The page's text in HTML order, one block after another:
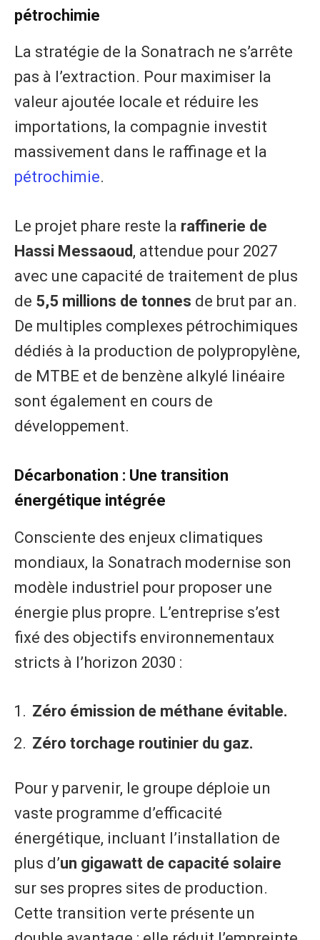
pétrochimie
La stratégie de la Sonatrach ne s’arrête
pas à l’extraction. Pour maximiser la
valeur ajoutée locale et réduire les
importations, la compagnie investit
massivement dans le raffinage et la
pétrochimie.
Le projet phare reste la raffinerie de
Hassi Messaoud, attendue pour 2027
avec une capacité de traitement de plus
de 5,5 millions de tonnes de brut par an.
De multiples complexes pétrochimiques
dédiés à la production de polypropylène,
de MTBE et de benzène alkylé linéaire
sont également en cours de
développement.
Décarbonation : Une transition
énergétique intégrée
Consciente des enjeux climatiques
mondiaux, la Sonatrach modernise son
modèle industriel pour proposer une
énergie plus propre. L’entreprise s’est
fixé des objectifs environnementaux
stricts à l’horizon 2030 :
Zéro émission de méthane évitable.
Zéro torchage routinier du gaz.
Pour y parvenir, le groupe déploie un
vaste programme d’efficacité
énergétique, incluant l’installation de
plus d’un gigawatt de capacité solaire
sur ses propres sites de production.
Cette transition verte présente un